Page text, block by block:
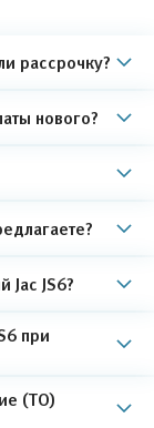
рассрочку?
нового?
Jac JS6?
при
(ТО)